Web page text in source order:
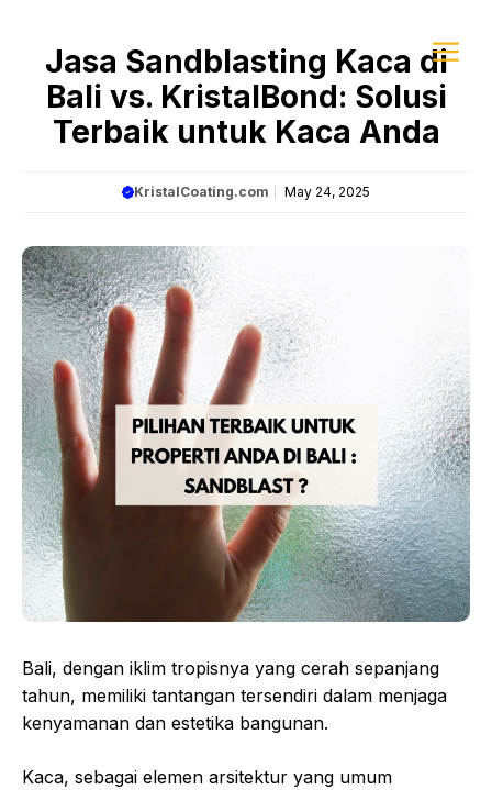
contentJasa Sandblasting Kaca di
Bali vs. KristalBond: Solusi
Terbaik untuk Kaca Anda
KristalCoating.com May 24, 2025
Bali, dengan iklim tropisnya yang cerah sepanjang
tahun, memiliki tantangan tersendiri dalam menjaga
kenyamanan dan estetika bangunan.
Kaca, sebagai elemen arsitektur yang umum